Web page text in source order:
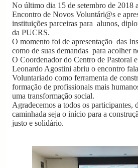
No último dia 15 de setembro de 2018
Encontro de Novos Voluntári@s e
instituições parceiras para alunos,
da PUCRS.
O momento foi de apresentação das
como de suas demandas para acolher
O Coordenador do Centro de Pastoral
Leonardo Agostini abriu o encontro
Voluntariado como ferramenta de
formação de profissionais mais
uma transformação social.
Agradecemos a todos os participantes,
caminhada seja o início para a
justo e solidário.